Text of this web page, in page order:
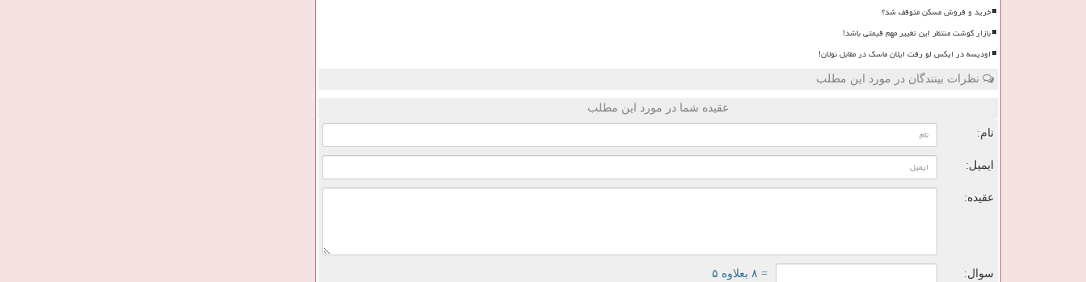
خرید و فروش مسکن متوقف شد؟
بازار گوشت منتظر این تغییر مهم قیمتی باشد!
اودیسه در ایکس لو رفت ایلان ماسک در مقابل نولان!
نظرات بینندگان در مورد این مطلب
عقیده شما در مورد این مطلب
نام:
ایمیل:
عقیده:
سوال: = ۸ بعلاوه ۵